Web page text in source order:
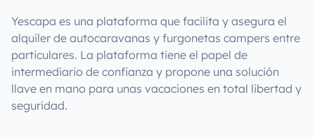
Yescapa es una plataforma que facilita y asegura el
alquiler de autocaravanas y furgonetas campers entre
particulares. La plataforma tiene el papel de
intermediario de confianza y propone una solución
llave en mano para unas vacaciones en total libertad y
seguridad.